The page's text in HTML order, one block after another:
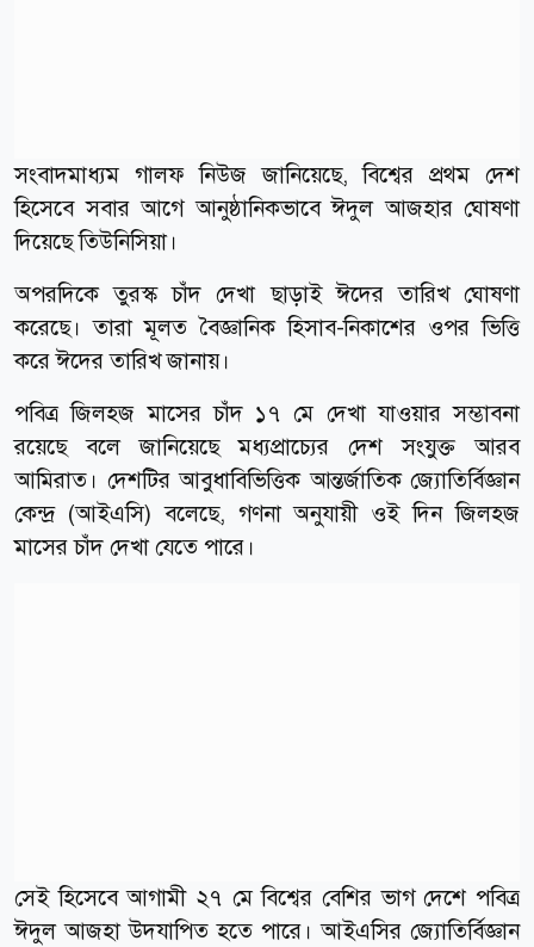
সংবাদমাধ্যম গালফ নিউজ জানিয়েছে, বিশ্বের প্রথম দেশ
হিসেবে সবার আগে আনুষ্ঠানিকভাবে ঈদুল আজহার ঘোষণা
দিয়েছে তিউনিসিয়া।
অপরদিকে তুরস্ক চাঁদ দেখা ছাড়াই ঈদের তারিখ ঘোষণা
করেছে। তারা মূলত বৈজ্ঞানিক হিসাব-নিকাশের ওপর ভিত্তি
করে ঈদের তারিখ জানায়।
পবিত্র জিলহজ মাসের চাঁদ ১৭ মে দেখা যাওয়ার সম্ভাবনা
রয়েছে বলে জানিয়েছে মধ্যপ্রাচ্যের দেশ সংযুক্ত আরব
আমিরাত। দেশটির আবুধাবিভিত্তিক আন্তর্জাতিক জ্যোতির্বিজ্ঞান
কেন্দ্র (আইএসি) বলেছে, গণনা অনুযায়ী ওই দিন জিলহজ
মাসের চাঁদ দেখা যেতে পারে।
সেই হিসেবে আগামী ২৭ মে বিশ্বের বেশির ভাগ দেশে পবিত্র
ঈদুল আজহা উদযাপিত হতে পারে। আইএসির জ্যোতির্বিজ্ঞান